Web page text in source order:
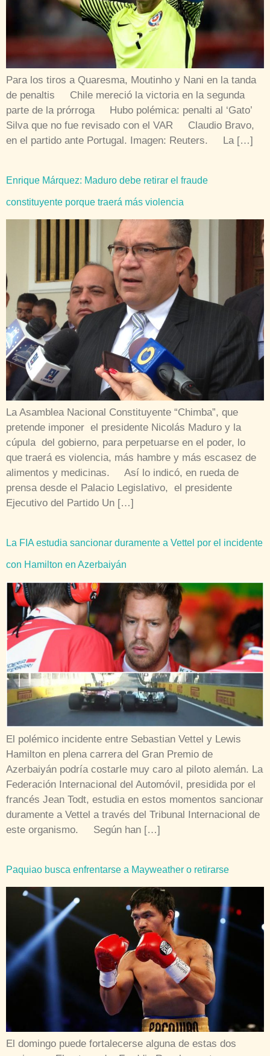
Para los tiros a Quaresma, Moutinho y Nani en la tanda
de penaltis Chile mereció la victoria en la segunda
parte de la prórroga Hubo polémica: penalti al ‘Gato’
Silva que no fue revisado con el VAR Claudio Bravo,
en el partido ante Portugal. Imagen: Reuters. La […]
Enrique Márquez: Maduro debe retirar el fraude
constituyente porque traerá más violencia
La Asamblea Nacional Constituyente “Chimba”, que
pretende imponer el presidente Nicolás Maduro y la
cúpula del gobierno, para perpetuarse en el poder, lo
que traerá es violencia, más hambre y más escasez de
alimentos y medicinas. Así lo indicó, en rueda de
prensa desde el Palacio Legislativo, el presidente
Ejecutivo del Partido Un […]
La FIA estudia sancionar duramente a Vettel por el incidente
con Hamilton en Azerbaiyán
El polémico incidente entre Sebastian Vettel y Lewis
Hamilton en plena carrera del Gran Premio de
Azerbaiyán podría costarle muy caro al piloto alemán. La
Federación Internacional del Automóvil, presidida por el
francés Jean Todt, estudia en estos momentos sancionar
duramente a Vettel a través del Tribunal Internacional de
este organismo. Según han […]
Paquiao busca enfrentarse a Mayweather o retirarse
El domingo puede fortalecerse alguna de estas dos